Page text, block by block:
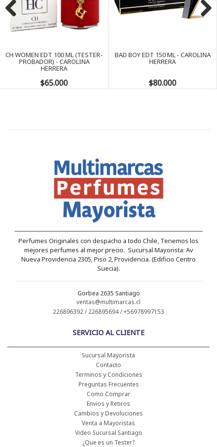
CH WOMEN EDT 100 ML (TESTER-
PROBADOR) - CAROLINA
HERRERA
$65.000
BAD BOY EDT 150 ML - CAROLINA
HERRERA
$80.000
Previous
Perfumes Originales con despacho a todo Chile, Tenemos los
mejores perfumes al mejor precio. Sucursal Mayorista: Av
Nueva Providencia 2305, Piso 2, Providencia. (Edificio Centro
Suecia).
Gorbea 2635 Santiago
ventas@multimarcas.cl
226896392 / 226895694 / +56978997153
SERVICIO AL CLIENTE
Sucursal Mayorista
Contacto
Terminos y Condiciones
Preguntas Frecuentes
Como Comprar
Envios y Retiros
Cambios y Devoluciones
Venta a Mayoristas
Video Sucursal Santiago
¿Que es un Tester?